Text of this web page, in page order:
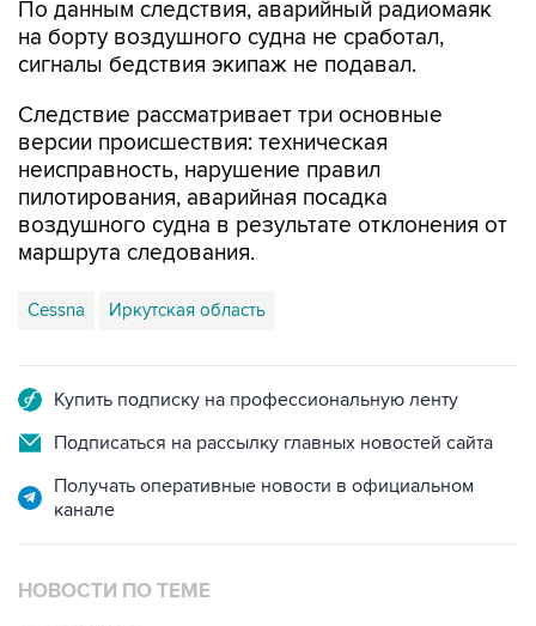
сигналы бедствия экипаж не подавал.
Следствие рассматривает три основные
неисправность, нарушение правил
пилотирования, аварийная посадка
воздушного судна в результате отклонения от
маршрута следования.
Cessna Иркутская область
Подписаться на рассылку главных новостей сайта
Получать оперативные новости в официальном
НОВОСТИ ПО ТЕМЕ
5 августа 15:24